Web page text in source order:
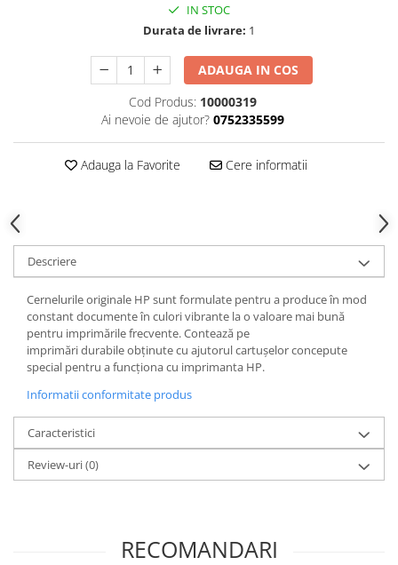
IN STOC
Durata de livrare: 1
ADAUGA IN COS
Cod Produs: 10000319
Ai nevoie de ajutor? 0752335599
Adauga la Favorite Cere informatii
Descriere
Cernelurile originale HP sunt formulate pentru a produce în mod
constant documente în culori vibrante la o valoare mai bună
pentru imprimările frecvente. Contează pe
imprimări durabile obţinute cu ajutorul cartuşelor concepute
special pentru a funcţiona cu imprimanta HP.
Informatii conformitate produs
Caracteristici
Review-uri(0)
RECOMANDARI